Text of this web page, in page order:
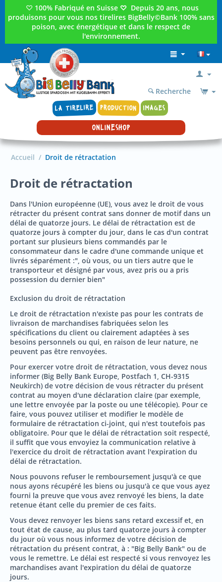
♡ 100% Fabriqué en Suisse ♡ Depuis 20 ans, nous
produisons pour vous nos tirelires BigBelly©Bank 100% sans
poison, avec énergétique et dans le respect de
l'environnement.
LA TIRELIRE PRODUCTION IMAGES
Recherche
ONLINESHOP
Accueil / Droit de rétractation
Droit de rétractation
Dans l'Union européenne (UE), vous avez le droit de vous
rétracter du présent contrat sans donner de motif dans un
délai de quatorze jours. Le délai de rétractation est de
quatorze jours à compter du jour, dans le cas d'un contrat
portant sur plusieurs biens commandés par le
consommateur dans le cadre d'une commande unique et
livrés séparément :", où vous, ou un tiers autre que le
transporteur et désigné par vous, avez pris ou a pris
possession du dernier bien"
Exclusion du droit de rétractation
Le droit de rétractation n'existe pas pour les contrats de
livraison de marchandises fabriquées selon les
spécifications du client ou clairement adaptées à ses
besoins personnels ou qui, en raison de leur nature, ne
peuvent pas être renvoyées.
Pour exercer votre droit de rétractation, vous devez nous
informer (Big Belly Bank Europe, Postfach 1, CH-9315
Neukirch) de votre décision de vous rétracter du présent
contrat au moyen d'une déclaration claire (par exemple,
une lettre envoyée par la poste ou une télécopie). Pour ce
faire, vous pouvez utiliser et modifier le modèle de
formulaire de rétractation ci-joint, qui n'est toutefois pas
obligatoire. Pour que le délai de rétractation soit respecté,
il suffit que vous envoyiez la communication relative à
l'exercice du droit de rétractation avant l'expiration du
délai de rétractation.
Nous pouvons refuser le remboursement jusqu'à ce que
nous ayons récupéré les biens ou jusqu'à ce que vous ayez
fourni la preuve que vous avez renvoyé les biens, la date
retenue étant celle du premier de ces faits.
Vous devez renvoyer les biens sans retard excessif et, en
tout état de cause, au plus tard quatorze jours à compter
du jour où vous nous informez de votre décision de
rétractation du présent contrat, à : "Big Belly Bank" ou de
vous le remettre. Le délai est respecté si vous renvoyez les
marchandises avant l'expiration du délai de quatorze
jours.